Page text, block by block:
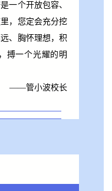
一个开放包容、
，您定会充分挖
、胸怀理想，积
搏一个光耀的明
——管小波校长